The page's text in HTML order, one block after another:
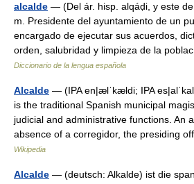
alcalde — (Del ár. hisp. alqáḍi, y este
m. Presidente del ayuntamiento de un
encargado de ejecutar sus acuerdos,
orden, salubridad y limpieza de la
Diccionario de la lengua española
Alcalde — (IPA en|ælˈkældi; IPA
is the traditional Spanish municipal
judicial and administrative functions. An
absence of a corregidor, the presiding
Wikipedia
Alcalde — (deutsch: Alkalde) ist die